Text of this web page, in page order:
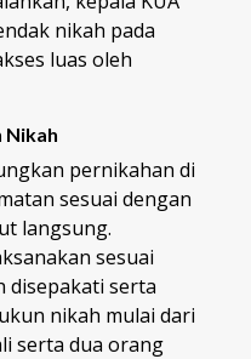
nikah pada
luas oleh
Nikah
pernikahan di
sesuai dengan
langsung.
sesuai
disepakati serta
nikah mulai dari
serta dua orang